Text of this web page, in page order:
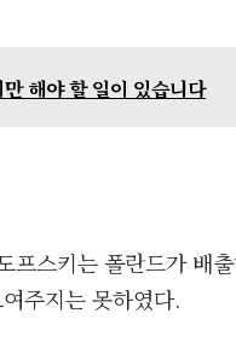
해야 할 일이 있습니다
프스키는 폴란드가 배
주지는 못하였다.